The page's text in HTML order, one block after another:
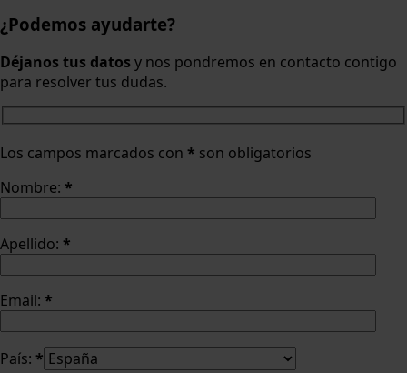
¿Podemos ayudarte?
Déjanos tus datos y nos pondremos en contacto contigo
para resolver tus dudas.
Los campos marcados con * son obligatorios
Nombre: *
Apellido: *
Email: *
País: *